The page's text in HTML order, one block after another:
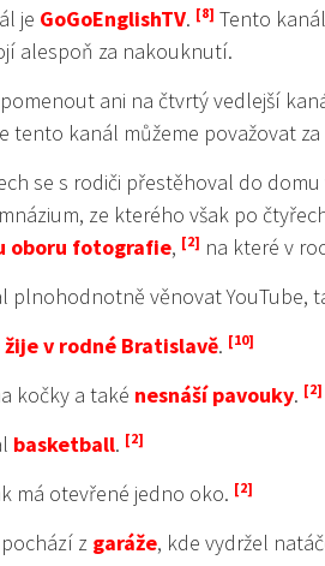
je GoGoEnglishTV.
Tento
alespoň za nakouknutí.
ani na čtvrtý vedlejší
tento kanál můžeme považovat
se s rodiči přestěhoval do
ze kterého však po
oboru fotografie,
na které v
plnohodnotně věnovat YouTube,
žije v rodné Bratislavě.
kočky a také nesnáší pavouky.
basketball.
má otevřené jedno oko.
z garáže, kde vydržel